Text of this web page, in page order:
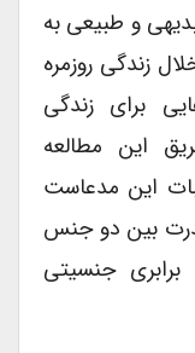
و طبیعی به
زندگی روزمره
برای زندگی
این مطالعه
این مدعاست
بین دو جنس
جنسیتی